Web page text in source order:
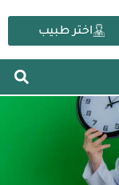
اختر طبيب